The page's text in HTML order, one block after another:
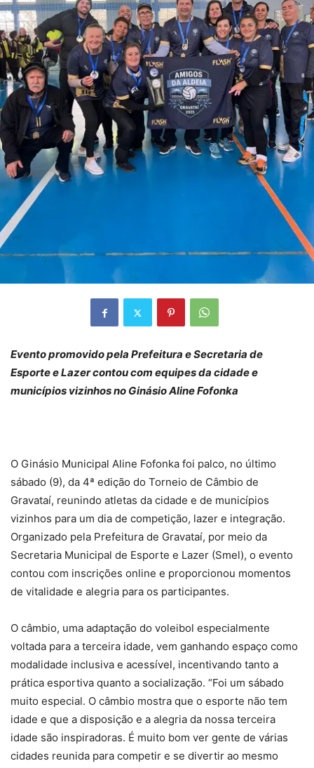
Evento promovido pela Prefeitura e Secretaria de
Esporte e Lazer contou com equipes da cidade e
municípios vizinhos no Ginásio Aline Fofonka
O Ginásio Municipal Aline Fofonka foi palco, no último
sábado (9), da 4ª edição do Torneio de Câmbio de
Gravataí, reunindo atletas da cidade e de municípios
vizinhos para um dia de competição, lazer e integração.
Organizado pela Prefeitura de Gravataí, por meio da
Secretaria Municipal de Esporte e Lazer (Smel), o evento
contou com inscrições online e proporcionou momentos
de vitalidade e alegria para os participantes.
O câmbio, uma adaptação do voleibol especialmente
voltada para a terceira idade, vem ganhando espaço como
modalidade inclusiva e acessível, incentivando tanto a
prática esportiva quanto a socialização. “Foi um sábado
muito especial. O câmbio mostra que o esporte não tem
idade e que a disposição e a alegria da nossa terceira
idade são inspiradoras. É muito bom ver gente de várias
cidades reunida para competir e se divertir ao mesmo